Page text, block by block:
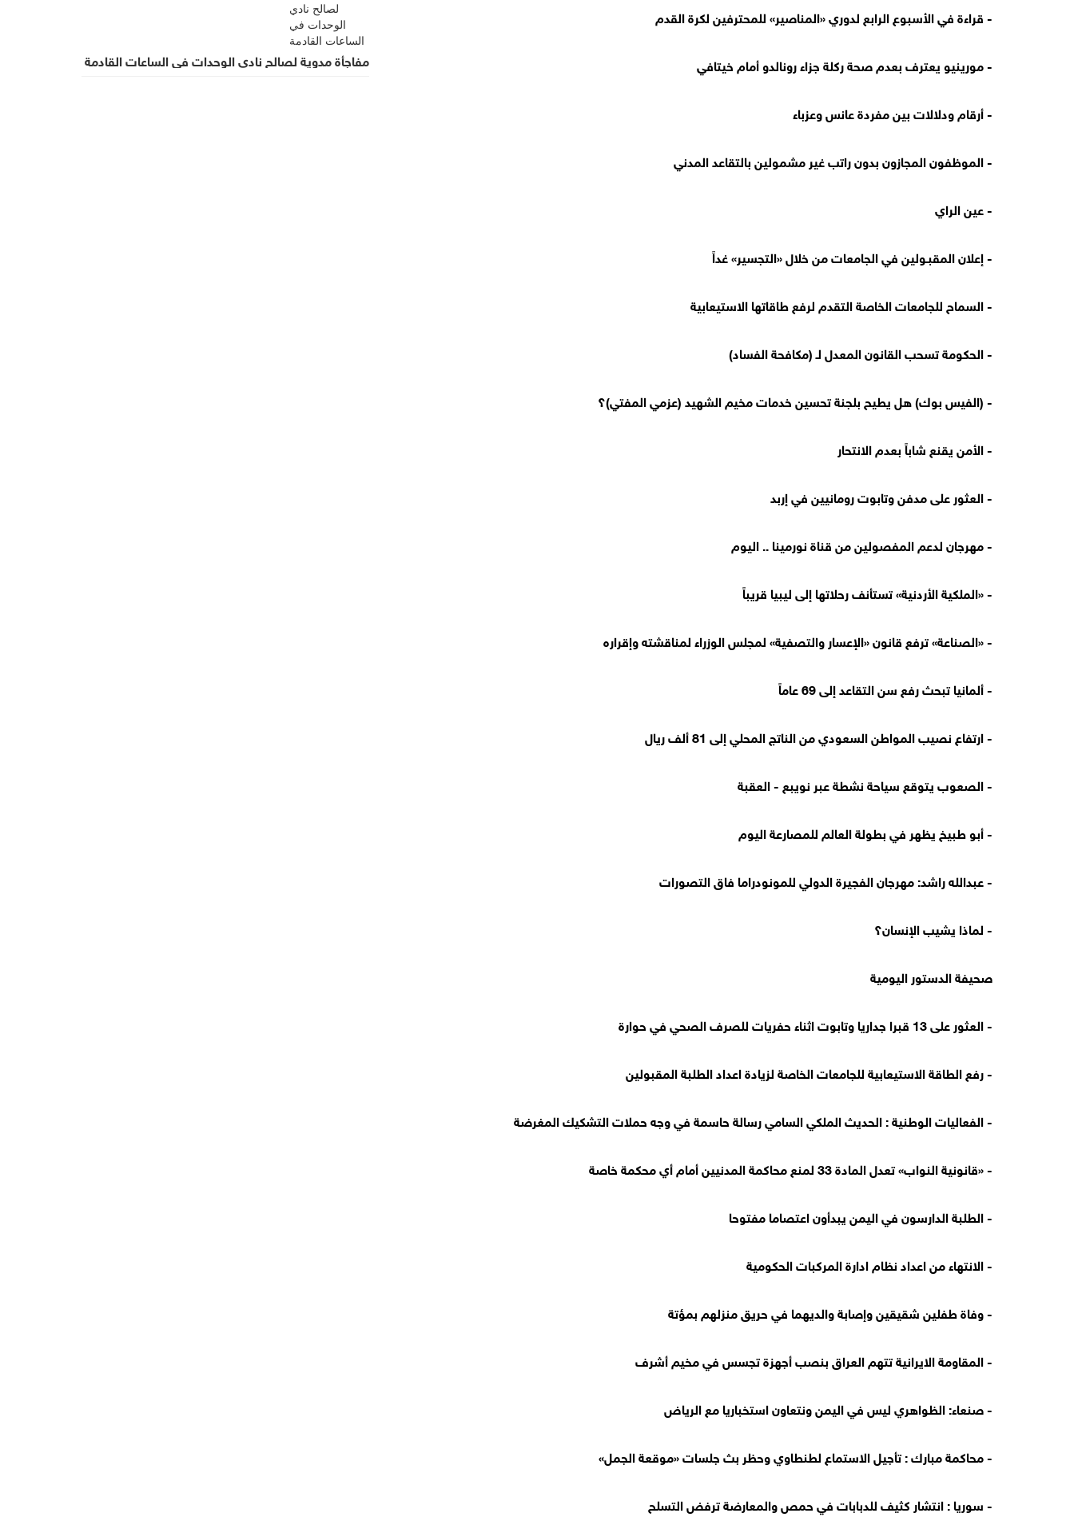
- قراءة في الأسبوع الرابع لدوري «المناصير» للمحترفين لكرة القدم
- مورينيو يعترف بعدم صحة ركلة جزاء رونالدو أمام خيتافي
- أرقام ودلالات بين مفردة عانس وعزباء
- الموظفون المجازون بدون راتب غير مشمولين بالتقاعد المدني
- عين الراي
- إعلان المقبـولين في الجامعات من خلال «التجسير» غداً
- السماح للجامعات الخاصة التقدم لرفع طاقاتها الاستيعابية
- الحكومة تسحب القانون المعدل لـ (مكافحة الفساد)
- (الفيس بوك) هل يطيح بلجنة تحسين خدمات مخيم الشهيد (عزمي المفتي)؟
- الأمن يقنع شاباً بعدم الانتحار
- العثور على مدفن وتابوت رومانيين في إربد
- مهرجان لدعم المفصولين من قناة نورمينا .. اليوم
- «الملكية الأردنية» تستأنف رحلاتها إلى ليبيا قريباً
- «الصناعة» ترفع قانون «الإعسار والتصفية» لمجلس الوزراء لمناقشته وإقراره
- ألمانيا تبحث رفع سن التقاعد إلى 69 عاماً
- ارتفاع نصيب المواطن السعودي من الناتج المحلي إلى 81 ألف ريال
- الصعوب يتوقع سياحة نشطة عبر نويبع - العقبة
- أبو طبيخ يظهر في بطولة العالم للمصارعة اليوم
- عبدالله راشد: مهرجان الفجيرة الدولي للمونودراما فاق التصورات
- لماذا يشيب الإنسان؟
صحيفة الدستور اليومية
- العثور على 13 قبرا جداريا وتابوت اثناء حفريات للصرف الصحي في حوارة
- رفع الطاقة الاستيعابية للجامعات الخاصة لزيادة اعداد الطلبة المقبولين
- الفعاليات الوطنية : الحديث الملكي السامي رسالة حاسمة في وجه حملات التشكيك المغرضة
- «قانونية النواب» تعدل المادة 33 لمنع محاكمة المدنيين أمام أي محكمة خاصة
- الطلبة الدارسون في اليمن يبدأون اعتصاما مفتوحا
- الانتهاء من اعداد نظام ادارة المركبات الحكومية
- وفاة طفلين شقيقين وإصابة والديهما في حريق منزلهم بمؤتة
- المقاومة الايرانية تتهم العراق بنصب أجهزة تجسس في مخيم أشرف
- صنعاء: الظواهري ليس في اليمن ونتعاون استخباريا مع الرياض
- محاكمة مبارك : تأجيل الاستماع لطنطاوي وحظر بث جلسات «موقعة الجمل»
- سوريا : انتشار كثيف للدبابات في حمص والمعارضة ترفض التسلح
مفاجأة مدوية لصالح نادي الوحدات في الساعات القادمة